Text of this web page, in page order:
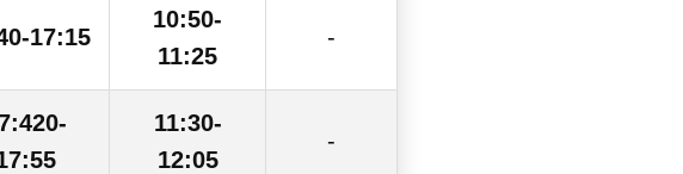
17:15
10:50-
11:25
-
11:30-
12:05
-